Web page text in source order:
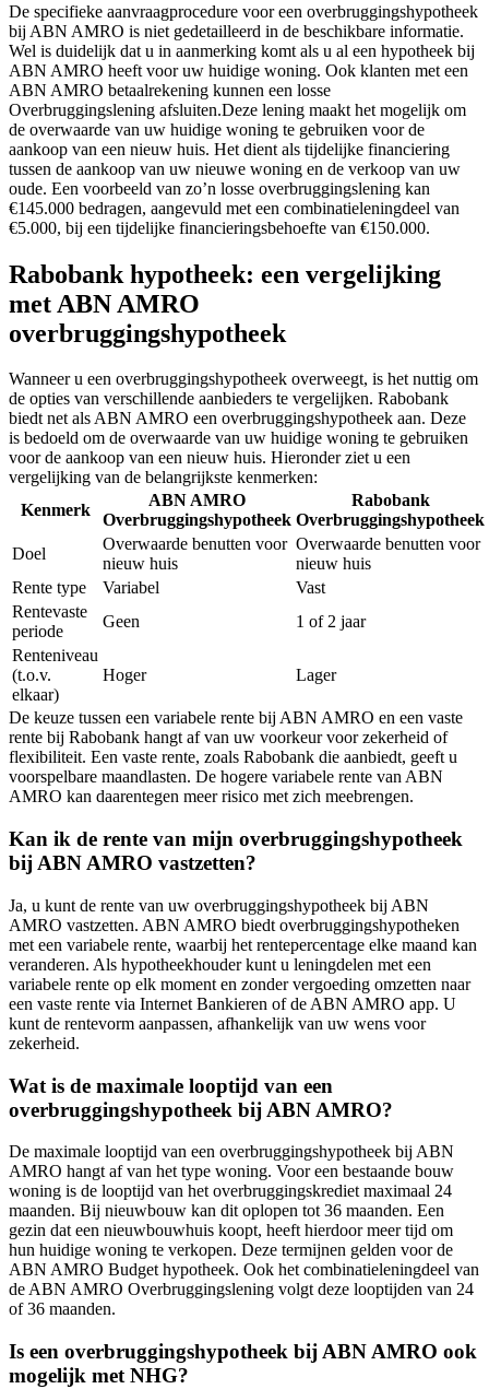
De specifieke aanvraagprocedure voor een overbruggingshypotheek
bij ABN AMRO is niet gedetailleerd in de beschikbare informatie.
Wel is duidelijk dat u in aanmerking komt als u al een hypotheek bij
ABN AMRO heeft voor uw huidige woning. Ook klanten met een
ABN AMRO betaalrekening kunnen een losse
Overbruggingslening afsluiten.Deze lening maakt het mogelijk om
de overwaarde van uw huidige woning te gebruiken voor de
aankoop van een nieuw huis. Het dient als tijdelijke financiering
tussen de aankoop van uw nieuwe woning en de verkoop van uw
oude. Een voorbeeld van zo’n losse overbruggingslening kan
€145.000 bedragen, aangevuld met een combinatieleningdeel van
€5.000, bij een tijdelijke financieringsbehoefte van €150.000.
Rabobank hypotheek: een vergelijking
met ABN AMRO
overbruggingshypotheek
Wanneer u een overbruggingshypotheek overweegt, is het nuttig om
de opties van verschillende aanbieders te vergelijken. Rabobank
biedt net als ABN AMRO een overbruggingshypotheek aan. Deze
is bedoeld om de overwaarde van uw huidige woning te gebruiken
voor de aankoop van een nieuw huis. Hieronder ziet u een
vergelijking van de belangrijkste kenmerken:
Kenmerk
ABN AMRO
Overbruggingshypotheek
Rabobank
Overbruggingshypotheek
Doel
Overwaarde benutten voor
nieuw huis
Overwaarde benutten voor
nieuw huis
Rente type
Variabel
Vast
Rentevaste
periode
Geen
1 of 2 jaar
Renteniveau
(t.o.v.
elkaar)
Hoger Lager
De keuze tussen een variabele rente bij ABN AMRO en een vaste
rente bij Rabobank hangt af van uw voorkeur voor zekerheid of
flexibiliteit. Een vaste rente, zoals Rabobank die aanbiedt, geeft u
voorspelbare maandlasten. De hogere variabele rente van ABN
AMRO kan daarentegen meer risico met zich meebrengen.
Kan ik de rente van mijn overbruggingshypotheek
bij ABN AMRO vastzetten?
Ja, u kunt de rente van uw overbruggingshypotheek bij ABN
AMRO vastzetten. ABN AMRO biedt overbruggingshypotheken
met een variabele rente, waarbij het rentepercentage elke maand kan
veranderen. Als hypotheekhouder kunt u leningdelen met een
variabele rente op elk moment en zonder vergoeding omzetten naar
een vaste rente via Internet Bankieren of de ABN AMRO app. U
kunt de rentevorm aanpassen, afhankelijk van uw wens voor
zekerheid.
Wat is de maximale looptijd van een
overbruggingshypotheek bij ABN AMRO?
De maximale looptijd van een overbruggingshypotheek bij ABN
AMRO hangt af van het type woning. Voor een bestaande bouw
woning is de looptijd van het overbruggingskrediet maximaal 24
maanden. Bij nieuwbouw kan dit oplopen tot 36 maanden. Een
gezin dat een nieuwbouwhuis koopt, heeft hierdoor meer tijd om
hun huidige woning te verkopen. Deze termijnen gelden voor de
ABN AMRO Budget hypotheek. Ook het combinatieleningdeel van
de ABN AMRO Overbruggingslening volgt deze looptijden van 24
of 36 maanden.
Is een overbruggingshypotheek bij ABN AMRO ook
mogelijk met NHG?